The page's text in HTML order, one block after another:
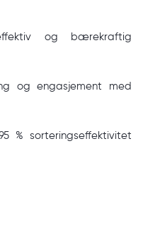
og bærekraftig
og engasjement med
% sorteringseffektivitet